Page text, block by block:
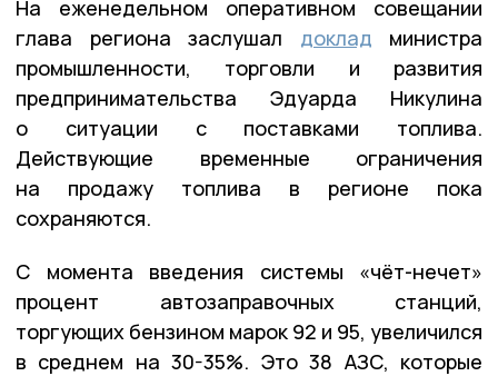
На еженедельном оперативном совещании
глава региона заслушал доклад министра
промышленности, торговли и развития
предпринимательства Эдуарда Никулина
о ситуации с поставками топлива.
Действующие временные ограничения
на продажу топлива в регионе пока
сохраняются.
С момента введения системы «чёт-нечет»
процент автозаправочных станций,
торгующих бензином марок 92 и 95, увеличился
в среднем на 30-35%. Это 38 АЗС, которые